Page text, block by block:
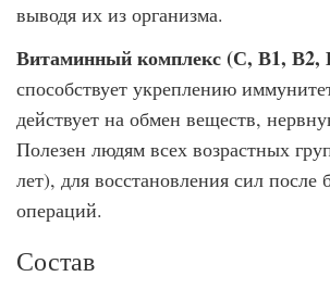
выводя их из организма.
Витаминный комплекс (С, В1, В2,
способствует укреплению
действует на обмен веществ,
Полезен людям всех возрастных
лет), для восстановления сил после
операций.
Состав